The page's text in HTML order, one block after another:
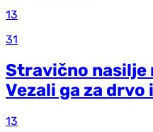
13
31
Stravično nasilje
Vezali ga za
13